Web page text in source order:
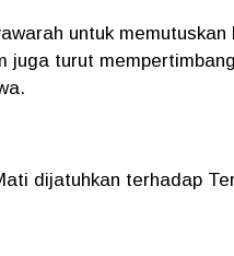
untuk
juga turut
dijatuhkan terhadap